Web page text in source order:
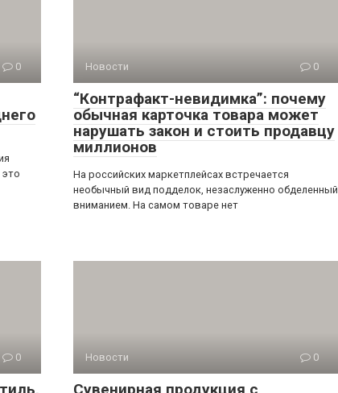
0 Новости 0
“Контрафакт-невидимка”: почему
обычная карточка товара может
нарушать закон и стоить продавцу
миллионов
На российских маркетплейсах встречается
необычный вид подделок, незаслуженно обделенный
вниманием. На самом товаре нет
0 Новости 0